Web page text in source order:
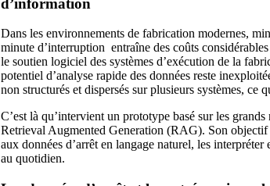
d’information
Dans les environnements de fabrication modernes,
minute d’interruption entraîne des coûts
le soutien logiciel des systèmes d’exécution de la
potentiel d’analyse rapide des données reste
non structurés et dispersés sur plusieurs systèmes, ce
C’est là qu’intervient un prototype basé sur les
Retrieval Augmented Generation (RAG). Son objectif
aux données d’arrêt en langage naturel, les
au quotidien.